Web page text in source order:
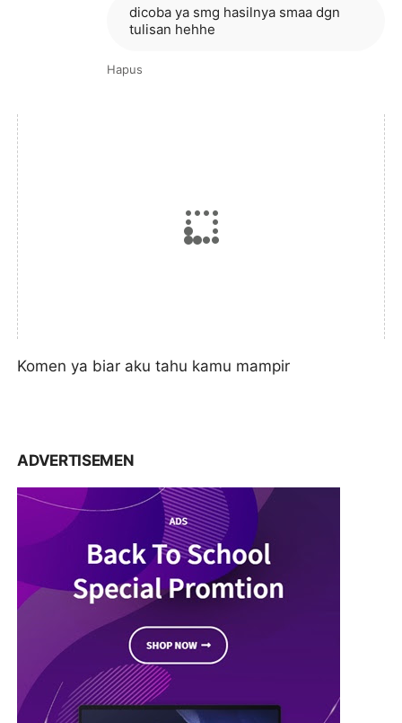
dicoba ya smg hasilnya smaa dgn
tulisan hehhe
Hapus
Komen ya biar aku tahu kamu mampir
ADVERTISEMEN